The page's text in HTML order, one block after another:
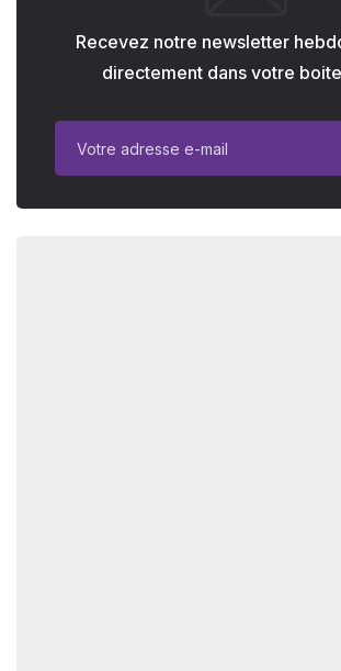
Recevez notre newsletter
directement dans votre